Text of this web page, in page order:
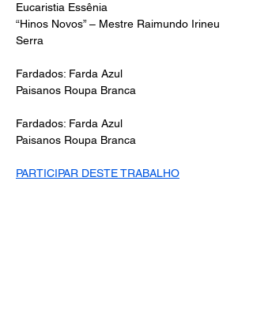
Eucaristia Essênia
“Hinos Novos” – Mestre Raimundo Irineu
Serra
Fardados: Farda Azul
Paisanos Roupa Branca
Fardados: Farda Azul
Paisanos Roupa Branca
PARTICIPAR DESTE TRABALHO